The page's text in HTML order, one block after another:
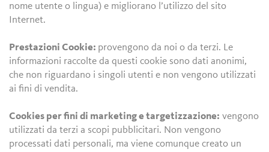
nome utente o lingua) e migliorano l’utilizzo del sito
Internet.
Prestazioni Cookie: provengono da noi o da terzi. Le
informazioni raccolte da questi cookie sono dati anonimi,
che non riguardano i singoli utenti e non vengono utilizzati
ai fini di vendita.
Cookies per fini di marketing e targetizzazione: vengono
utilizzati da terzi a scopi pubblicitari. Non vengono
processati dati personali, ma viene comunque creato un